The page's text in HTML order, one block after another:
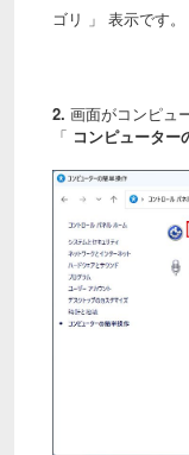
ゴリ 」 表示です。
2. 画面がコンピュ
「 コンピューター